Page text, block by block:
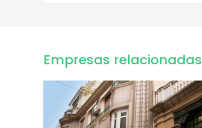
Empresas relacionadas